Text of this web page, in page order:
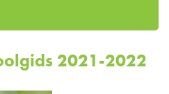
2021-2022